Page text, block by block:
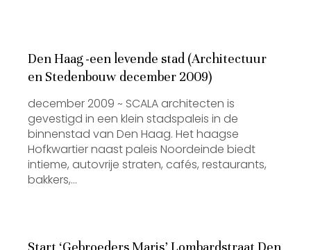
Den Haag -een levende stad (Architectuur
en Stedenbouw december 2009)
december 2009 ~ SCALA architecten is
gevestigd in een klein stadspaleis in de
binnenstad van Den Haag. Het haagse
Hofkwartier naast paleis Noordeinde biedt
intieme, autovrije straten, cafés, restaurants,
bakkers,…
Start ‘Gebroeders Maris’ Lombardstraat Den